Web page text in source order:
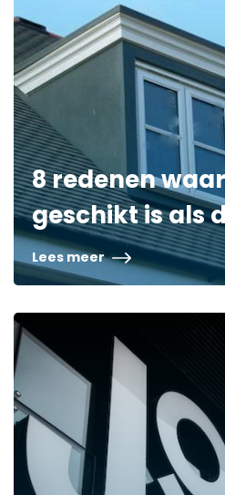
8 redenen
geschikt is als
Lees meer